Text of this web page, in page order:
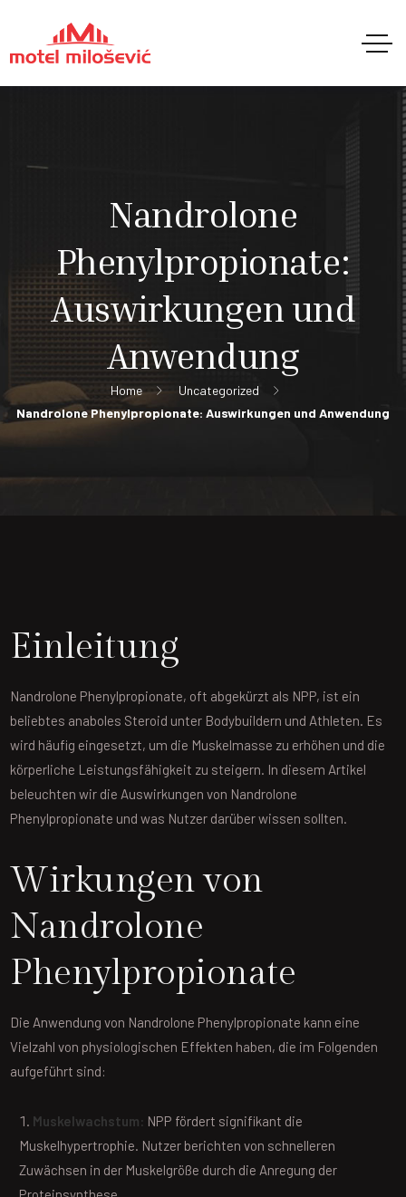
Nandrolone
Phenylpropionate:
Auswirkungen und
Anwendung
Home
Uncategorized
Nandrolone Phenylpropionate: Auswirkungen und Anwendung
Einleitung
Nandrolone Phenylpropionate, oft abgekürzt als NPP, ist ein
beliebtes anaboles Steroid unter Bodybuildern und Athleten. Es
wird häufig eingesetzt, um die Muskelmasse zu erhöhen und die
körperliche Leistungsfähigkeit zu steigern. In diesem Artikel
beleuchten wir die Auswirkungen von Nandrolone
Phenylpropionate und was Nutzer darüber wissen sollten.
Wirkungen von
Nandrolone
Phenylpropionate
Die Anwendung von Nandrolone Phenylpropionate kann eine
Vielzahl von physiologischen Effekten haben, die im Folgenden
aufgeführt sind:
Muskelwachstum: NPP fördert signifikant die
Muskelhypertrophie. Nutzer berichten von schnelleren
Zuwächsen in der Muskelgröße durch die Anregung der